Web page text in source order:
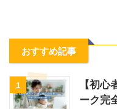
おすすめ記事
1
【初
ーク完